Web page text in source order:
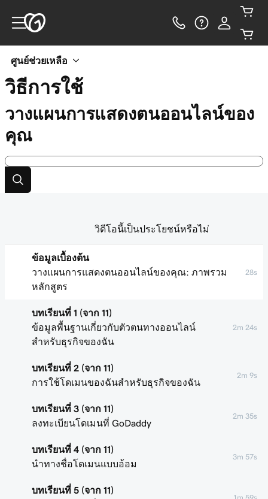
ศูนย์ช่วยเหลือ
วิธีการใช้
วางแผนการแสดงตนออนไลน์ของ
คุณ
ข้อมูลเบื้องต้น
วางแผนการแสดงตนออนไลน์ของคุณ: ภาพรวม
หลักสูตร
28s
บทเรียนที่ 1 (จาก 11)
ข้อมูลพื้นฐานเกี่ยวกับตัวตนทางออนไลน์
สำหรับธุรกิจของฉัน
2m 24s
บทเรียนที่ 2 (จาก 11)
การใช้โดเมนของฉันสำหรับธุรกิจของฉัน
2m 9s
บทเรียนที่ 3 (จาก 11)
ลงทะเบียนโดเมนที่ GoDaddy
2m 35s
บทเรียนที่ 4 (จาก 11)
นำทางชื่อโดเมนแบบอ้อม
3m 57s
บทเรียนที่ 5 (จาก 11)
1m 59s
วิดีโอนี้เป็นประโยชน์หรือไม่